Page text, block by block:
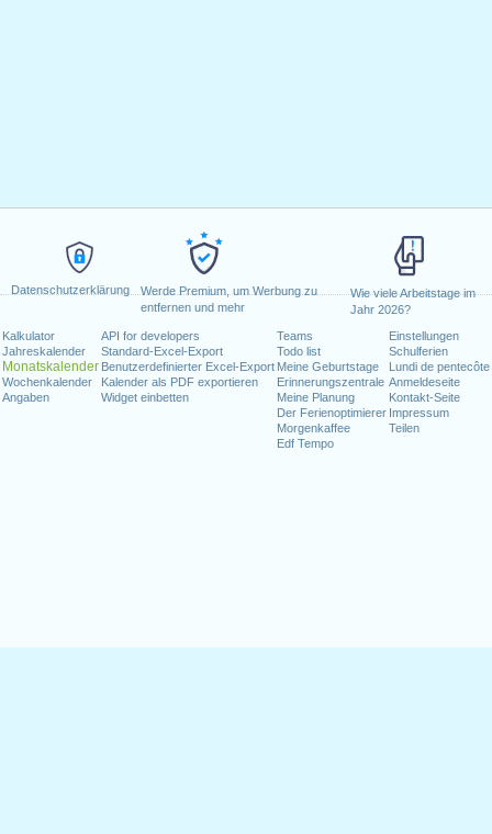
Datenschutzerklärung
Werde Premium, um Werbung zu
entfernen und mehr
Wie viele Arbeitstage im
Jahr 2026?
Kalkulator
Jahreskalender
Monatskalender
Wochenkalender
Angaben
API for developers
Standard-Excel-Export
Benutzerdefinierter Excel-Export
Kalender als PDF exportieren
Widget einbetten
Teams
Todo list
Meine Geburtstage
Erinnerungszentrale
Meine Planung
Der Ferienoptimierer
Morgenkaffee
Edf Tempo
Einstellungen
Schulferien
Lundi de pentecôte
Anmeldeseite
Kontakt-Seite
Impressum
Teilen